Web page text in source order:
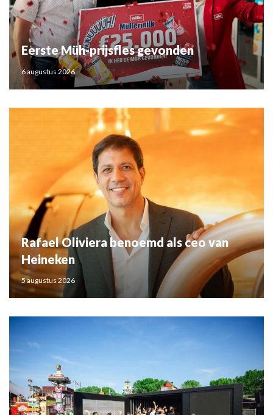
Eerste Müh-prijsfles gevonden
6 augustus 2026
Rafael Oliviera benoemd als ceo van
Heineken
5 augustus 2026